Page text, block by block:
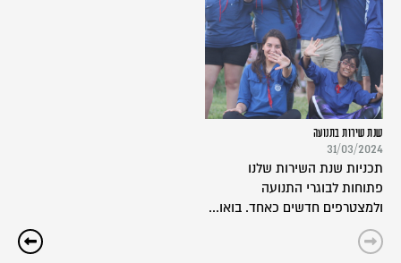
שנת שירות בתנועה
31/03/2024
תכניות שנת השירות שלנו
פתוחות לבוגרי התנועה
ולמצטרפים חדשים כאחד. בואו...